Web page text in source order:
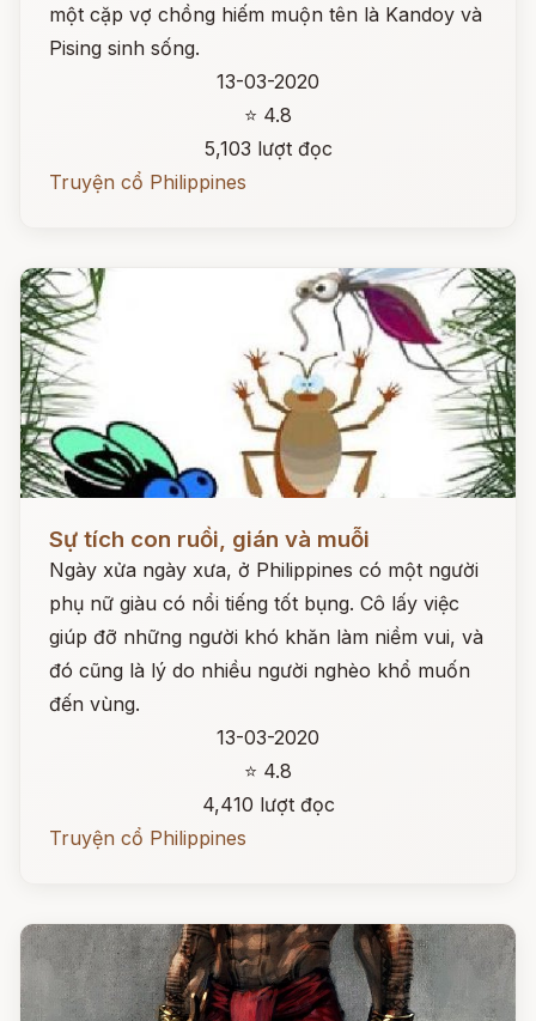
một cặp vợ chồng hiếm muộn tên là Kandoy và
Pising sinh sống.
13-03-2020
⭐ 4.8
5,103 lượt đọc
Truyện cổ Philippines
Sự tích con ruồi, gián và muỗi
Ngày xửa ngày xưa, ở Philippines có một người
phụ nữ giàu có nổi tiếng tốt bụng. Cô lấy việc
giúp đỡ những người khó khăn làm niềm vui, và
đó cũng là lý do nhiều người nghèo khổ muốn
đến vùng.
13-03-2020
⭐ 4.8
4,410 lượt đọc
Truyện cổ Philippines